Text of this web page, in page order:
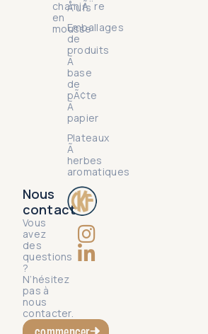
Å“ufs
Emballages
de
produits
Ã
base
de
pÃ¢te
Ã
papier
Plateaux
Ã
herbes
aromatiques
charniÃ¨re
en
mousse
Nous
contact
Vous
avez
des
questions
?
N’hésitez
pas à
nous
contacter.
commencer